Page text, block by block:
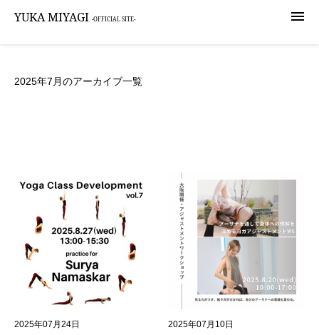

YUKA MIYAGI -OFFICIAL SITE-
2025年7月のアーカイブ一覧
2025年07月24日
2025年07月10日